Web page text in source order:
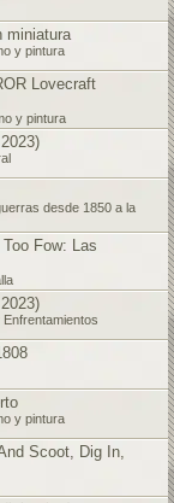
miniatura
y pintura
Lovecraft
y pintura
desde 1850 a la
Fow: Las
y pintura
Scoot, Dig In,